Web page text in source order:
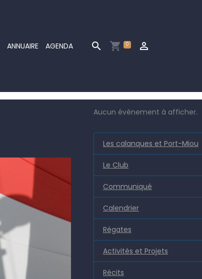
ANNUAIRE AGENDA 0
Aucun évènement à afficher.
Les calanques et Port-Miou
Le Club
Communiqué
Calendrier
Régates
Activités et Projets
Récits